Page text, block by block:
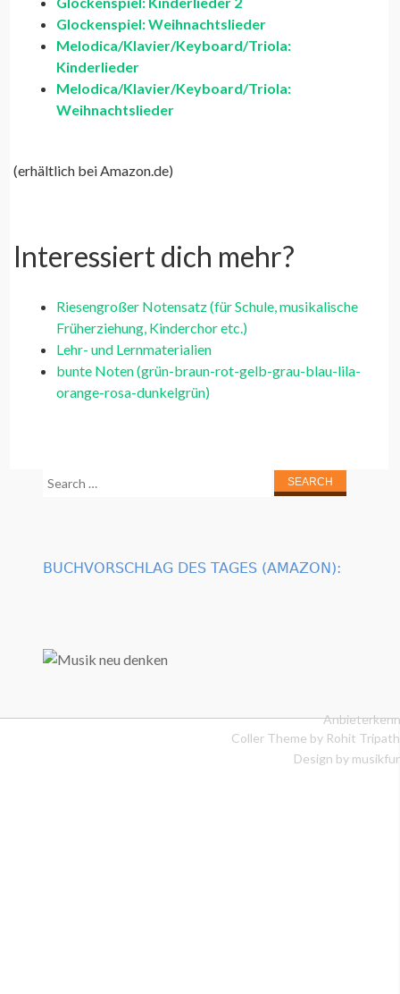
Glockenspiel: Weihnachtslieder
Melodica/Klavier/Keyboard/Triola:
Kinderlieder
Melodica/Klavier/Keyboard/Triola:
Weihnachtslieder
(erhältlich bei Amazon.de)
Interessiert dich mehr?
Riesengroßer Notensatz (für Schule, musikalische
Früherziehung, Kinderchor etc.)
Lehr- und Lernmaterialien
bunte Noten (grün-braun-rot-gelb-grau-blau-lila-
orange-rosa-dunkelgrün)
Search
BUCHVORSCHLAG DES TAGES (AMAZON):
Coller Theme by Rohit
Design by